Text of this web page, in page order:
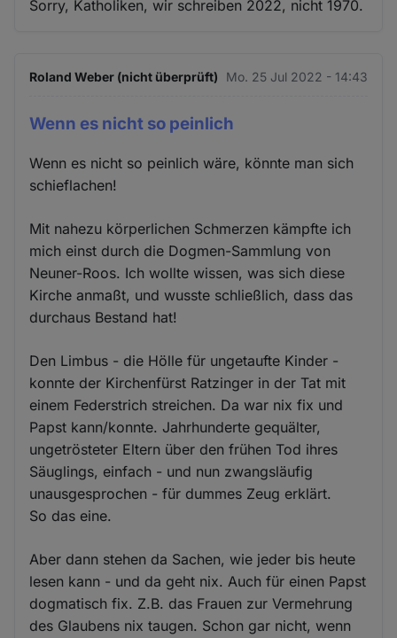
Sorry, Katholiken, wir schreiben 2022, nicht 1970.
Roland Weber (nicht überprüft) Mo. 25 Jul 2022 - 14:43
Wenn es nicht so peinlich
Wenn es nicht so peinlich wäre, könnte man sich
schieflachen!
Mit nahezu körperlichen Schmerzen kämpfte ich
mich einst durch die Dogmen-Sammlung von
Neuner-Roos. Ich wollte wissen, was sich diese
Kirche anmaßt, und wusste schließlich, dass das
durchaus Bestand hat!
Den Limbus - die Hölle für ungetaufte Kinder -
konnte der Kirchenfürst Ratzinger in der Tat mit
einem Federstrich streichen. Da war nix fix und
Papst kann/konnte. Jahrhunderte gequälter,
ungetrösteter Eltern über den frühen Tod ihres
Säuglings, einfach - und nun zwangsläufig
unausgesprochen - für dummes Zeug erklärt.
So das eine.
Aber dann stehen da Sachen, wie jeder bis heute
lesen kann - und da geht nix. Auch für einen Papst
dogmatisch fix. Z.B. das Frauen zur Vermehrung
des Glaubens nix taugen. Schon gar nicht, wenn